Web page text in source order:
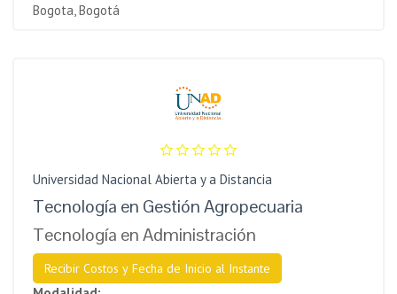
Bogota, Bogotá
Universidad Nacional Abierta y a Distancia
Tecnología en Gestión Agropecuaria
Tecnología en Administración
Recibir Costos y Fecha de Inicio al Instante